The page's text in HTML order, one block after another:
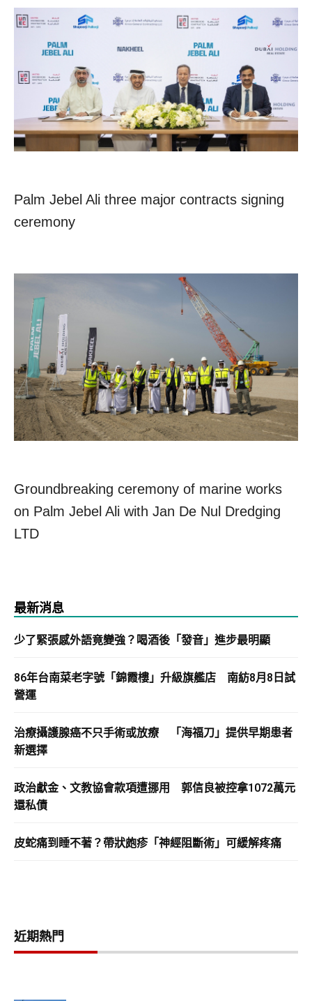
Palm Jebel Ali three major contracts signing
ceremony
Groundbreaking ceremony of marine works
on Palm Jebel Ali with Jan De Nul Dredging
LTD
最新消息
少了緊張感外語竟變強？喝酒後「發音」進步最明顯
86年台南菜老字號「錦霞樓」升級旗艦店 南紡8月8日試
營運
治療攝護腺癌不只手術或放療 「海福刀」提供早期患者
新選擇
政治獻金、文教協會款項遭挪用 郭信良被控拿1072萬元
還私債
皮蛇痛到睡不著？帶狀皰疹「神經阻斷術」可緩解疼痛
近期熱門